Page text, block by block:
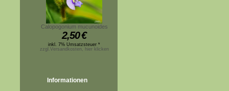
Calopogonium mucunoides
2,50€
inkl. 7% Umsatzsteuer *
zzgl.Versandkosten, hier klicken
Informationen